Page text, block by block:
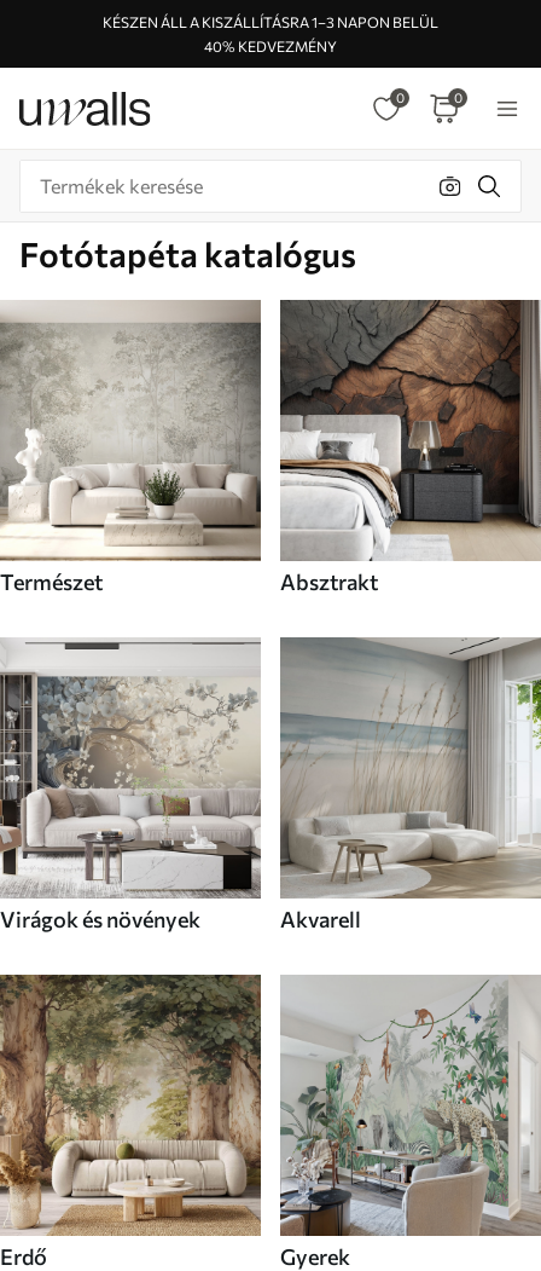
KÉSZEN ÁLL A KISZÁLLÍTÁSRA 1–3 NAPON BELÜL
40% KEDVEZMÉNY
0 0
Fotótapéta katalógus
Természet Absztrakt
Virágok és növények Akvarell
Erdő Gyerek